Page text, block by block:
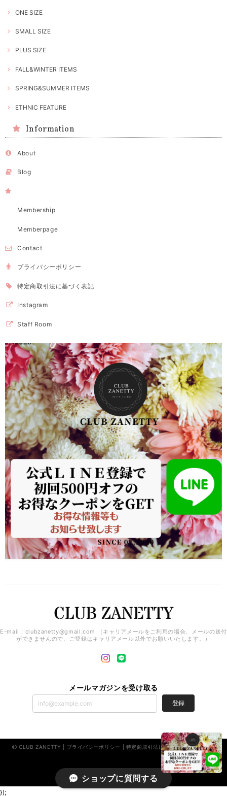
ONE SIZE
SMALL SIZE
PLUS SIZE
FALL&WINTER ITEMS
SPRING&SUMMER ITEMS
ETHNIC FEATURE
Information
About
Blog
Membership
Memberpage
Contact
プライバシーポリシー
特定商取引法に基づく表記
Instagram
Staff Room
E-mail： clubzanetty@gmail.com
（キャリアメールをご利用の場合、メールの送付
ができませんので、ご登録はキャリアメール以外でお願いいたします。）
メールマガジンを受け取る
登録
CLUB ZANETTY | プライバシーポリシー 特定商取引法に基づく表記|会員規約
});
ショップに質問する